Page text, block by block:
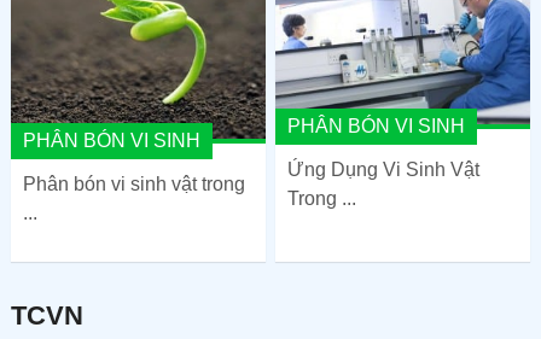
PHÂN BÓN VI SINH
Phân bón vi sinh vật trong
...
PHÂN BÓN VI SINH
Ứng Dụng Vi Sinh Vật
Trong ...
TCVN